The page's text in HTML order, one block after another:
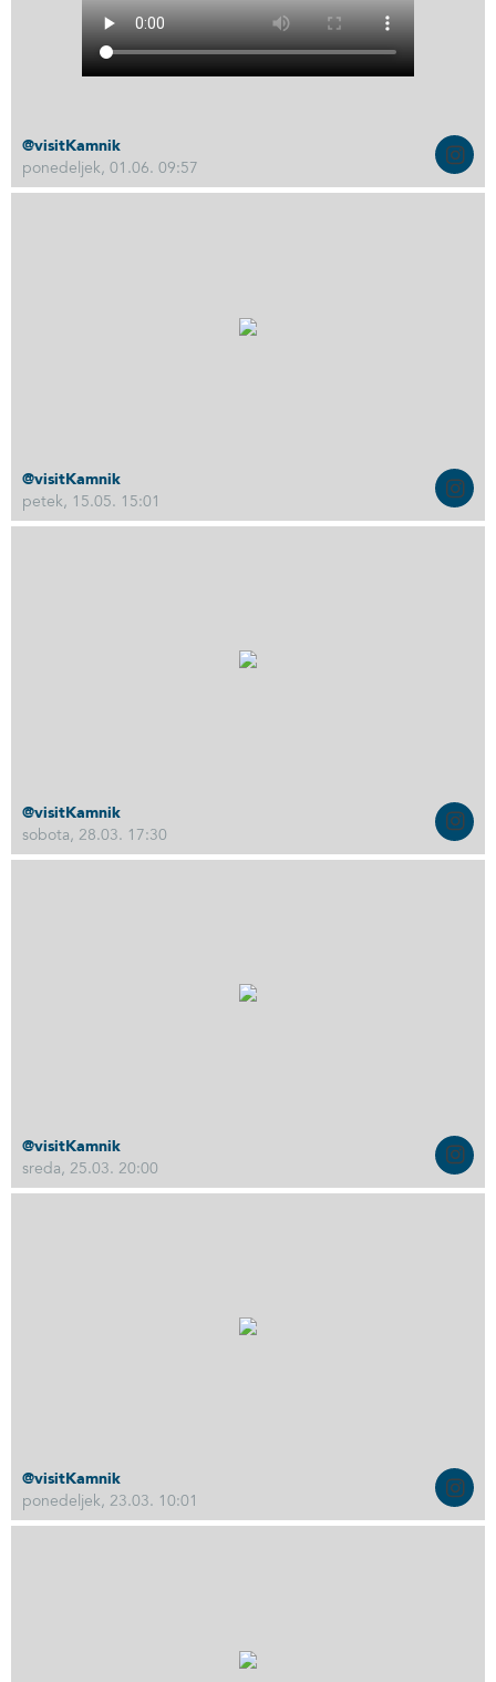
@visitKamnik
ponedeljek, 01.06. 09:57
@visitKamnik
petek, 15.05. 15:01
@visitKamnik
sobota, 28.03. 17:30
@visitKamnik
sreda, 25.03. 20:00
@visitKamnik
ponedeljek, 23.03. 10:01